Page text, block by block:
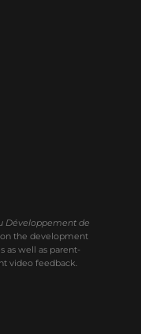
Développement de
on the development
as well as parent-
video feedback.